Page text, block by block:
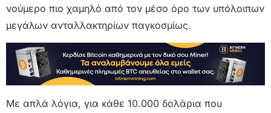
νούμερο πιο χαμηλό από τον μέσο όρο των υπόλοιπων
μεγάλων ανταλλακτηρίων παγκοσμίως.
Με απλά λόγια, για κάθε 10.000 δολάρια που